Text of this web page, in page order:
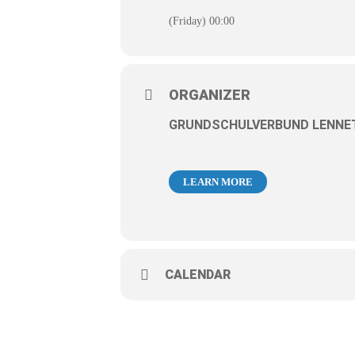
(Friday) 00:00
ORGANIZER
GRUNDSCHULVERBUND
LEARN MORE
CALENDAR